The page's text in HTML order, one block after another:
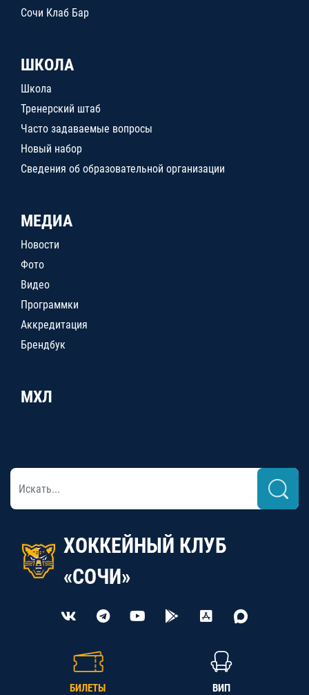
Сочи Клаб Бар
ШКОЛА
Школа
Тренерский штаб
Часто задаваемые вопросы
Новый набор
Сведения об образовательной организации
МЕДИА
Новости
Фото
Видео
Программки
Аккредитация
Брендбук
МХЛ
ХОККЕЙНЫЙ КЛУБ
«СОЧИ»
БИЛЕТЫ ВИП